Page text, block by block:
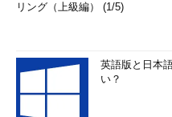
リング（上級編） (1/5)
英語版と日本
い？